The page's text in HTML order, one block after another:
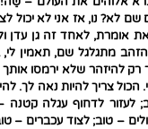
שם לא? נו, אז אני לא יכול
אומרת, לאחד זה גן עדן
מתגלגל שם, תאמין
להיזהר שלא ירמסו אותך
צריך להיות נאה לך.
לעזור לדחוף עגלה קטנה
– טוב; לצוד עכברים –